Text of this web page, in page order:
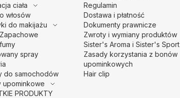
ciała
włosów
do makijażu
spray
do samochodów
upominkowe
PRODUKTY
Regulamin
Dostawa i płatność
Dokumenty prawnicze
Zwroty i wymiany produktów
Sister's Aroma i Sister's Sport
Zasady korzystania z bonów
upominkowych
Hair clip